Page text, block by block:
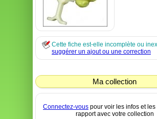
Cette fiche est-elle incomplète ou
suggérer un ajout ou une correction
Ma collection
Connectez-vous pour voir les infos et les
rapport avec votre collection